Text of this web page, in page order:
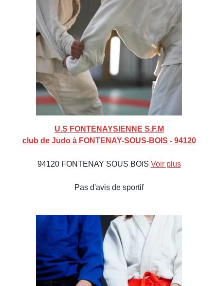
U.S FONTENAYSIENNE S.F.M
club de Judo à FONTENAY-SOUS-BOIS - 94120
94120 FONTENAY SOUS BOIS Voir plus
Pas d'avis de sportif